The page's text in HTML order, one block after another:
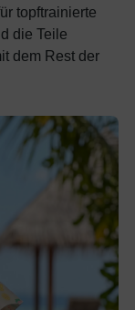
topftrainierte
die Teile
dem Rest der